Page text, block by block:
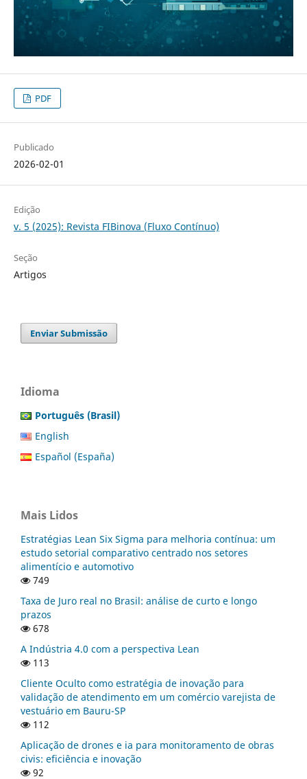
PDF
Publicado
2026-02-01
Edição
v. 5 (2025): Revista FIBinova (Fluxo Contínuo)
Seção
Artigos
Enviar Submissão
Idioma
Português (Brasil)
English
Español (España)
Mais Lidos
Estratégias Lean Six Sigma para melhoria contínua: um
estudo setorial comparativo centrado nos setores
alimentício e automotivo
749
Taxa de Juro real no Brasil: análise de curto e longo
prazos
678
A Indústria 4.0 com a perspectiva Lean
113
Cliente Oculto como estratégia de inovação para
validação de atendimento em um comércio varejista de
vestuário em Bauru-SP
112
Aplicação de drones e ia para monitoramento de obras
civis: eficiência e inovação
92